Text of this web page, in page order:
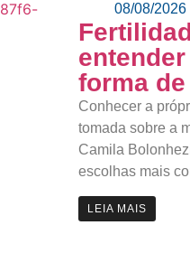
08/08/2026
forma
Conhecer a
tomada sobre a
Camila
escolhas mais
LEIA MAIS